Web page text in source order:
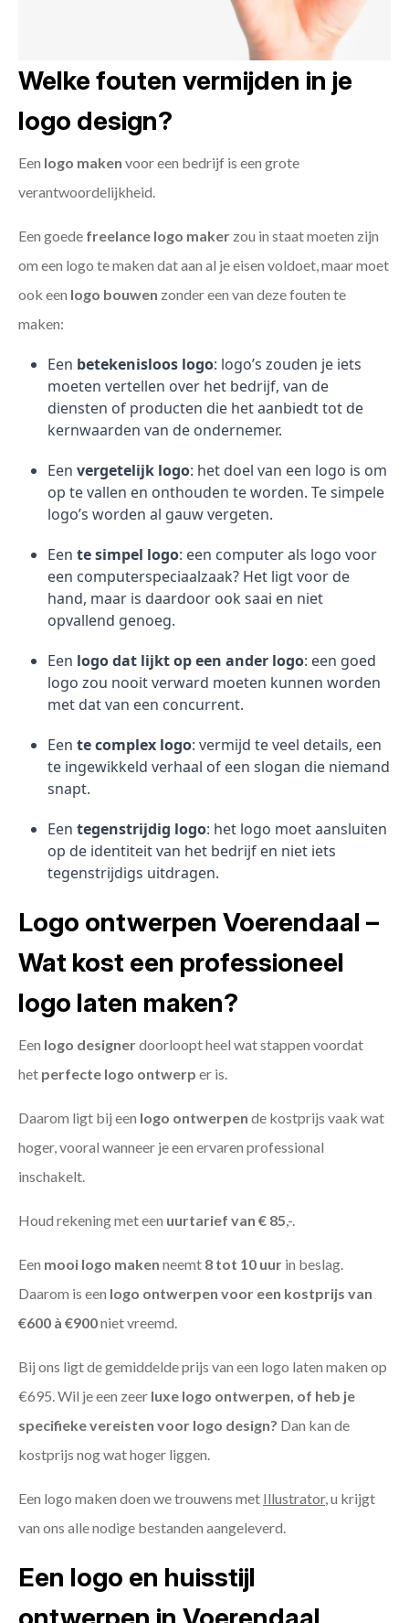
Welke fouten vermijden in je
logo design?
Een logo maken voor een bedrijf is een grote
verantwoordelijkheid.
Een goede freelance logo maker zou in staat moeten zijn
om een logo te maken dat aan al je eisen voldoet, maar moet
ook een logo bouwen zonder een van deze fouten te
maken:
Een betekenisloos logo: logo’s zouden je iets
moeten vertellen over het bedrijf, van de
diensten of producten die het aanbiedt tot de
kernwaarden van de ondernemer.
Een vergetelijk logo: het doel van een logo is om
op te vallen en onthouden te worden. Te simpele
logo’s worden al gauw vergeten.
Een te simpel logo: een computer als logo voor
een computerspeciaalzaak? Het ligt voor de
hand, maar is daardoor ook saai en niet
opvallend genoeg.
Een logo dat lijkt op een ander logo: een goed
logo zou nooit verward moeten kunnen worden
met dat van een concurrent.
Een te complex logo: vermijd te veel details, een
te ingewikkeld verhaal of een slogan die niemand
snapt.
Een tegenstrijdig logo: het logo moet aansluiten
op de identiteit van het bedrijf en niet iets
tegenstrijdigs uitdragen.
Logo ontwerpen Voerendaal –
Wat kost een professioneel
logo laten maken?
Een logo designerdoorloopt heel wat stappen voordat
het perfecte logo ontwerp er is.
Daarom ligt bij een logo ontwerpen de kostprijs vaak wat
hoger, vooral wanneer je een ervaren professional
inschakelt.
Houd rekening met een uurtarief van € 85,-.
Een mooi logo maken neemt 8 tot 10 uur in beslag.
Daarom is een logo ontwerpen voor een kostprijs van
€600 à €900niet vreemd.
Bij ons ligt de gemiddelde prijs van een logo laten maken op
€695. Wil je een zeer luxe logo ontwerpen, of heb je
specifieke vereisten voor logo design? Dan kan de
kostprijs nog wat hoger liggen.
Een logo maken doen we trouwens met Illustrator, u krijgt
van ons alle nodige bestanden aangeleverd.
Een logo en huisstijl